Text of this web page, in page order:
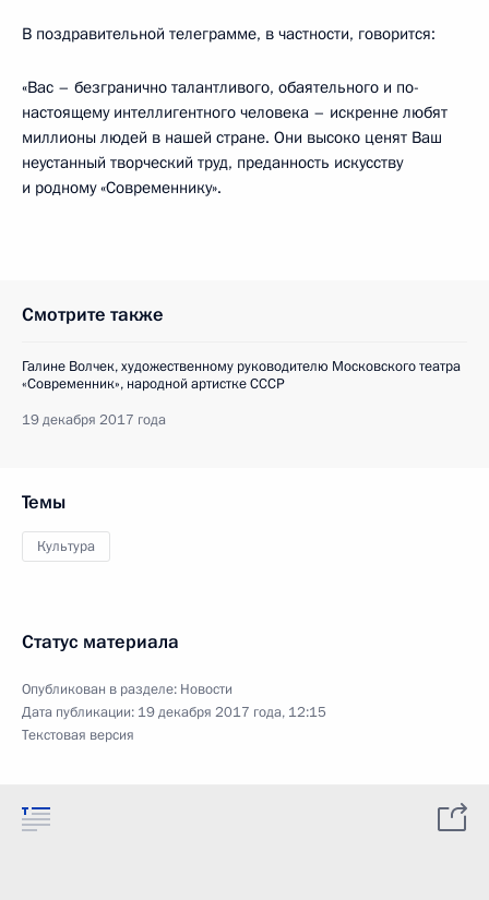
В поздравительной телеграмме, в частности, говорится:
«Вас – безгранично талантливого, обаятельного и по-
настоящему интеллигентного человека – искренне любят
миллионы людей в нашей стране. Они высоко ценят Ваш
неустанный творческий труд, преданность искусству
и родному «Современнику».
Смотрите также
Галине Волчек, художественному руководителю Московского театра
«Современник», народной артистке СССР
19 декабря 2017 года
Темы
Культура
Статус материала
Опубликован в разделе: Новости
Дата публикации: 19 декабря 2017 года, 12:15
Текстовая версия